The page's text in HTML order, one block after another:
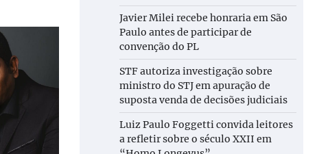
Javier Milei recebe honraria em São
Paulo antes de participar de
convenção do PL
STF autoriza investigação sobre
ministro do STJ em apuração de
suposta venda de decisões judiciais
Luiz Paulo Foggetti convida leitores
a refletir sobre o século XXII em